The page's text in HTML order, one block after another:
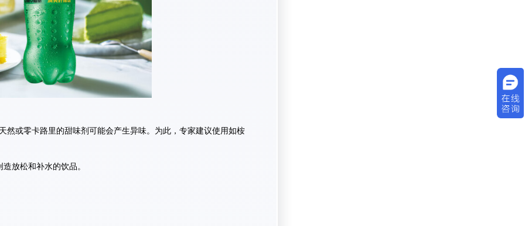
然或零卡路里的甜味剂可能会产生异味。为此，专家建议使用如桉
放松和补水的饮品。